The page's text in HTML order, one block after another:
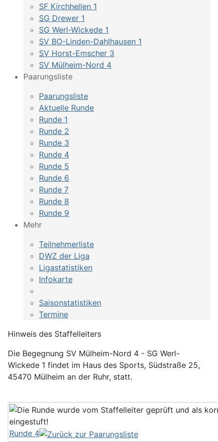
SF Kirchhellen 1
SG Drewer 1
SG Werl-Wickede 1
SV BO-Linden-Dahlhausen 1
SV Horst-Emscher 3
SV Mülheim-Nord 4
Paarungsliste
Paarungsliste
Aktuelle Runde
Runde 1
Runde 2
Runde 3
Runde 4
Runde 5
Runde 6
Runde 7
Runde 8
Runde 9
Mehr
Teilnehmerliste
DWZ der Liga
Ligastatistiken
Infokarte
Saisonstatistiken
Termine
Hinweis des Staffelleiters
Die Begegnung SV Mülheim-Nord 4 - SG Werl-
Wickede 1 findet im Haus des Sports, Südstraße 25,
45470 Mülheim an der Ruhr, statt.
Runde 4